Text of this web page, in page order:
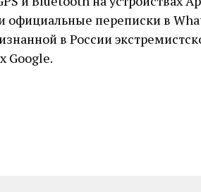
официальные переписки в
в России
Google.